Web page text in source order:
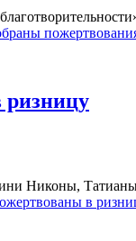
ризницу
Никоны,
в